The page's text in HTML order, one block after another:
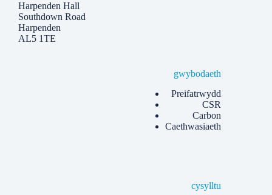
Harpenden Hall
Southdown Road
Harpenden
AL5 1TE
gwybodaeth
Preifatrwydd
CSR
Carbon
Caethwasiaeth
cysylltu